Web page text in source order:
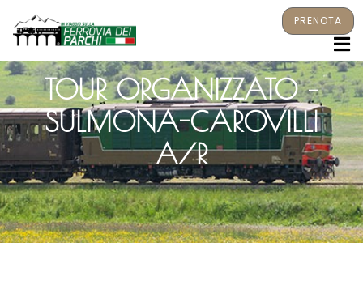
PRENOTA
TOUR ORGANIZZATO –
SULMONA-CAROVILLI
A/R